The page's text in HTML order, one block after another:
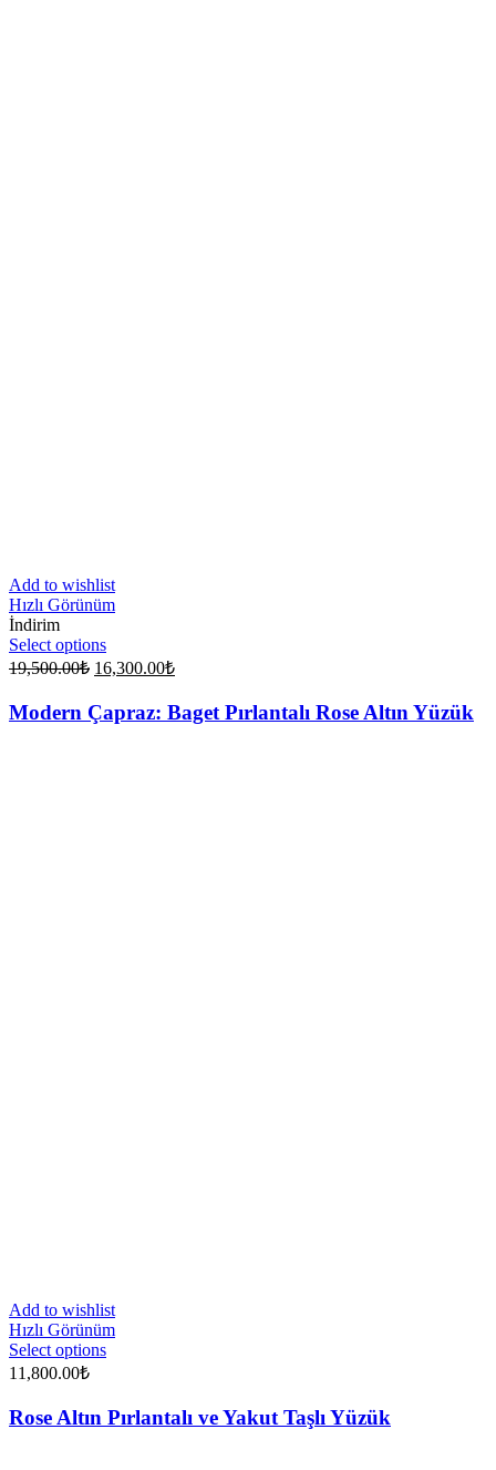
Add to wishlist
Hızlı Görünüm
İndirim
Select options
19,500.00₺ Original
was:
19,500.00₺.
16,300.00₺Current
is:
16,300.00₺.
Modern Çapraz: Baget Pırlantalı Rose Altın Yüzük
Add to wishlist
Hızlı Görünüm
Select options
11,800.00₺
Rose Altın Pırlantalı ve Yakut Taşlı Yüzük